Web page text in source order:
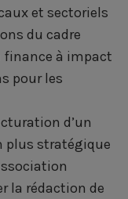
et sectoriels
du cadre
finance à impact
pour les
d’un
plus stratégique
la rédaction de